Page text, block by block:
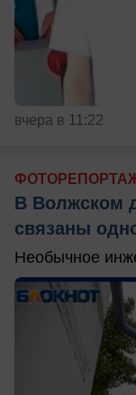
вчера в 11:22
В Волжском
связаны
Необычное